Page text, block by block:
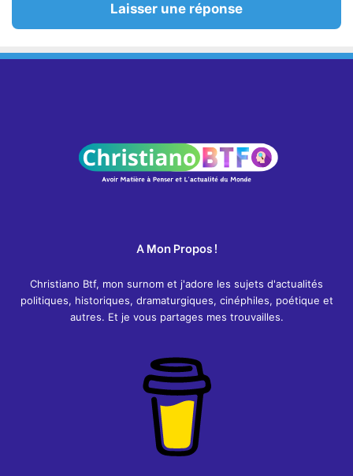
Laisser une réponse
A Mon Propos !
Christiano Btf, mon surnom et j'adore les sujets d'actualités
politiques, historiques, dramaturgiques, cinéphiles, poétique et
autres. Et je vous partages mes trouvailles.